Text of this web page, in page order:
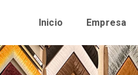
Inicio Empresa